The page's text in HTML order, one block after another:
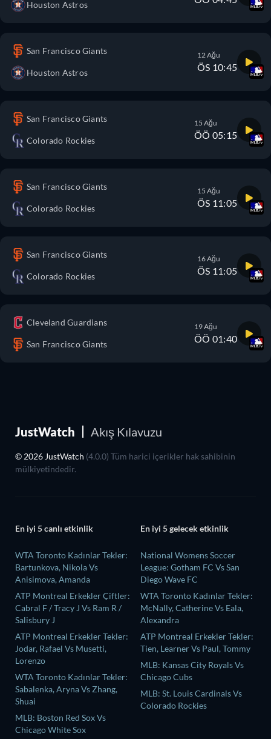
Houston Astros
San Francisco Giants
Houston Astros
12 Ağu
ÖS 10:45
San Francisco Giants
Colorado Rockies
15 Ağu
ÖÖ 05:15
San Francisco Giants
Colorado Rockies
15 Ağu
ÖS 11:05
San Francisco Giants
Colorado Rockies
16 Ağu
ÖS 11:05
Cleveland Guardians
San Francisco Giants
19 Ağu
ÖÖ 01:40
JustWatch Akış Kılavuzu
© 2026 JustWatch (4.0.0) Tüm harici içerikler hak sahibinin
mülkiyetindedir.
En iyi 5 canlı etkinlik
WTA Toronto Kadınlar Tekler:
Bartunkova, Nikola Vs
Anisimova, Amanda
ATP Montreal Erkekler Çiftler:
Cabral F / Tracy J Vs Ram R /
Salisbury J
ATP Montreal Erkekler Tekler:
Jodar, Rafael Vs Musetti,
Lorenzo
WTA Toronto Kadınlar Tekler:
Sabalenka, Aryna Vs Zhang,
Shuai
MLB: Boston Red Sox Vs
Chicago White Sox
En iyi 5 gelecek etkinlik
National Womens Soccer
League: Gotham FC Vs San
Diego Wave FC
WTA Toronto Kadınlar Tekler:
McNally, Catherine Vs Eala,
Alexandra
ATP Montreal Erkekler Tekler:
Tien, Learner Vs Paul, Tommy
MLB: Kansas City Royals Vs
Chicago Cubs
MLB: St. Louis Cardinals Vs
Colorado Rockies